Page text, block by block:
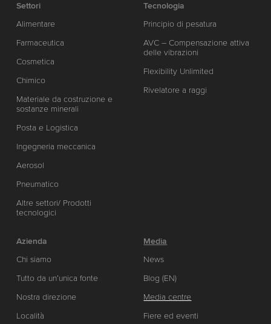
Settori
Alimentare
Farmaceutica
Cosmetica
Chimico
Materiale da costruzione e
sostanze minerali
Posta e Logistica
Ingegneria meccanica
Aerosol
Pneumatico
Altre settori/ Prodotti
tecnologici
Tecnologia
Principio di pesatura
AVC – Compensazione attiva
delle vibrazioni
Flexibility Unlimited
Rivelatore a raggi
Azienda
Chi siamo
Tutto da un’unica fonte
Nostra direzione
Località
Media
News
Blog (EN)
Media centre
Fiere ed eventi